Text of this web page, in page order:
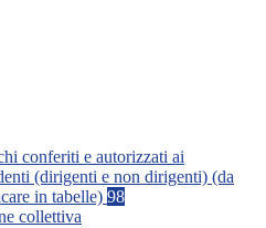
conferiti e autorizzati ai
(dirigenti e non dirigenti) (da
in tabelle) 98
collettiva